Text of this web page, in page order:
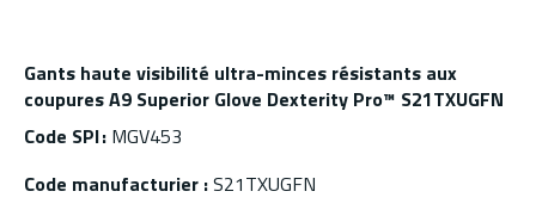
Gants haute visibilité ultra-minces résistants aux
coupures A9 Superior Glove Dexterity Pro™ S21TXUGFN
Code SPI : MGV453
Code manufacturier :S21TXUGFN